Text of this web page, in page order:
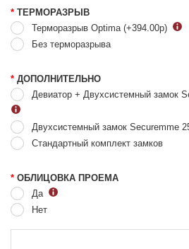
* ТЕРМОРАЗРЫВ
Терморазрыв Optima (+394.00р)
Без терморазрыва
* ДОПОЛНИТЕЛЬНО
Девиатор + Двухсистемный замок
Двухсистемный замок Securemme
Стандартный комплект замков
* ОБЛИЦОВКА ПРОЕМА
Да
Нет